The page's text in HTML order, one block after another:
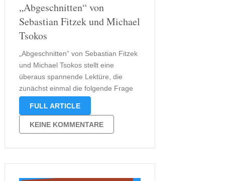
„Abgeschnitten“ von
Sebastian Fitzek und Michael
Tsokos
„Abgeschnitten“ von Sebastian Fitzek
und Michael Tsokos stellt eine
überaus spannende Lektüre, die
zunächst einmal die folgende Frage
aufwirft: „Wann haben Sie zuletzt eine
nicht werden die meisten Leser
dieses Beitrags jetzt denken. Oder
bist du Pathologe? Nein, ich glaube …
FULL ARTICLE
KEINE KOMMENTARE